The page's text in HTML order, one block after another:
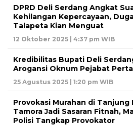
DPRD Deli Serdang Angkat
Kehilangan Kepercayaan,
Talapeta Kian Menguat
12 Oktober 2025 | 4:37 pm WIB
Kredibilitas Bupati Deli
Arogansi Oknum Pejabat
25 Agustus 2025 | 1:20 pm WIB
Provokasi Murahan di Tanjung
Tamora Jadi Sasaran Fitnah,
Polisi Tangkap Provokator